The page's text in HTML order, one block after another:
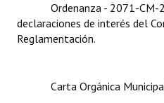
Informes de Gestión
Proyectos Presentados
Actas de Sesión
Ordenanza - 2071-CM-
declaraciones de interés del
Reglamentación.
Carta Orgánica